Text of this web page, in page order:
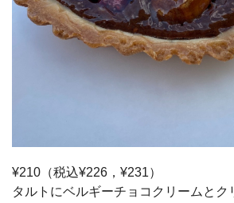
¥210（税込¥226，¥231）
タルトにベルギーチョコクリームとク